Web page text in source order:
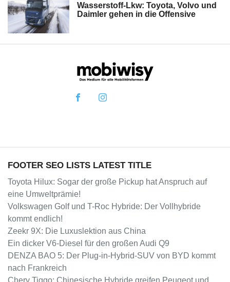
Wasserstoff-Lkw: Toyota, Volvo und
Daimler gehen in die Offensive
FOOTER SEO LISTS LATEST TITLE
Toyota Hilux: Sogar der große Pickup hat Anspruch auf
eine Umweltprämie!
Volkswagen Golf und T-Roc Hybride: Der Vollhybride
kommt endlich!
Zeekr 9X: Die Luxuslektion aus China
Ein dicker V6-Diesel für den großen Audi Q9
DENZA BAO 5: Der Plug-in-Hybrid-SUV von BYD kommt
nach Frankreich